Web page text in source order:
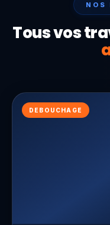
NOS
Tous vos
DEBOUCHAGE